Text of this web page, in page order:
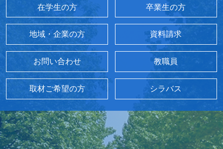
在学生の方 卒業生の方
地域・企業の方 資料請求
お問い合わせ 教職員
取材ご希望の方 シラバス